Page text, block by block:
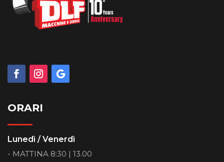
ORARI
Lunedì / Venerdì
- MATTINA 8:30 | 13.00